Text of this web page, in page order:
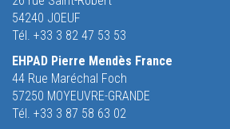
54240 JOEUF
Tél. +33 3 82 47 53 53
EHPAD Pierre Mendès France
44 Rue Maréchal Foch
57250 MOYEUVRE-GRANDE
Tél. +33 3 87 58 63 02